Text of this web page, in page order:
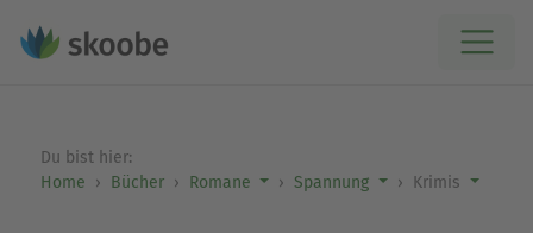
Du bist hier:
Home
Bücher Romane Spannung Krimis